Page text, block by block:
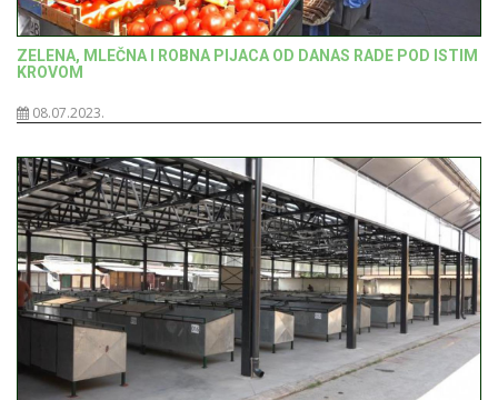
ZELENA, MLEČNA I ROBNA PIJACA OD DANAS RADE POD ISTIM
KROVOM
08.07.2023.